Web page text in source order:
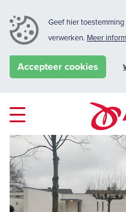
Geef hier
verwerken. Meer
Accepteer cookies